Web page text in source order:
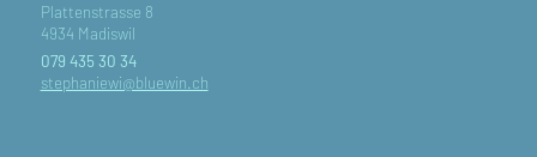
Plattenstrasse 8
4934 Madiswil
079 435 30 34
stephaniewi@bluewin.ch